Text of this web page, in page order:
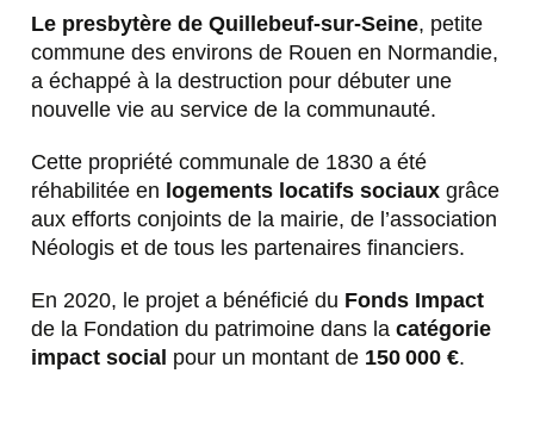
Le presbytère de Quillebeuf-sur-Seine, petite
commune des environs de Rouen en Normandie,
a échappé à la destruction pour débuter une
nouvelle vie au service de la communauté.
Cette propriété communale de 1830 a été
réhabilitée en logements locatifs sociauxgrâce
aux efforts conjoints de la mairie, de l’association
Néologis et de tous les partenaires financiers.
En 2020, le projet a bénéficié du Fonds Impact
de la Fondation du patrimoine dans la catégorie
impact social pour un montant de 150 000 €.